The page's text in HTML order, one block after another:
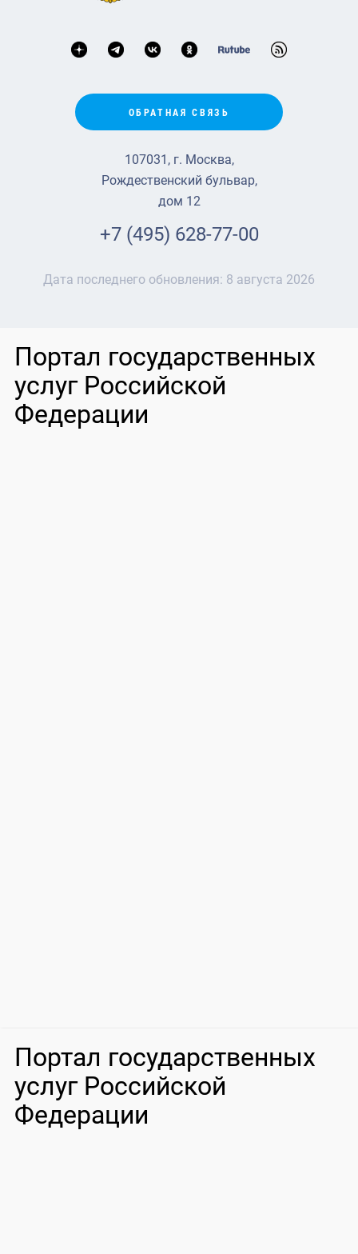
ОБРАТНАЯ СВЯЗЬ
107031, г. Москва,
Рождественский бульвар,
дом 12
+7 (495) 628-77-00
Дата последнего обновления: 8 августа 2026
Портал государственных
услуг Российской
Федерации
Портал государственных
услуг Российской
Федерации